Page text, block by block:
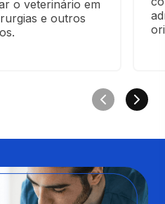
o veterinário em
e outros